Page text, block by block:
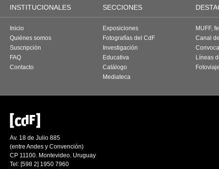
INSTITUCIONALES SECCIONES
Inicio
Quiénes somos
Suscripción
FAQ
Contacto
Exposiciones
Fotografías del CdF
Investigación
Educativa
Catálogo
Mediateca
MUFF,
Canal
Líneas
Av. 18 de Julio 885
(entre Andes y Convención)
CP 11100. Montevideo. Uruguay
Tel: [598 2] 1950 7960